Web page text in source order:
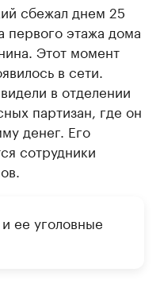
сбежал днем 25
первого этажа дома
Этот момент
в сети.
в отделении
партизан, где он
денег. Его
сотрудники
ее уголовные